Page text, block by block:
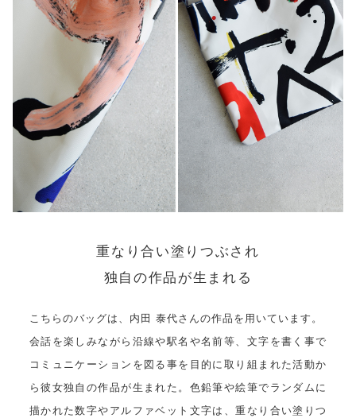
重なり合い塗りつぶされ
独自の作品が生まれる
こちらのバッグは、内田 泰代さんの作品を用いています。
会話を楽しみながら沿線や駅名や名前等、文字を書く事で
コミュニケーションを図る事を目的に取り組まれた活動か
ら彼女独自の作品が生まれた。色鉛筆や絵筆でランダムに
描かれた数字やアルファベット文字は、重なり合い塗りつ